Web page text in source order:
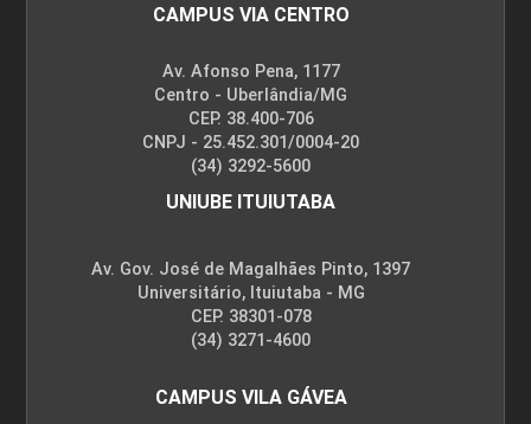
CAMPUS VIA CENTRO
Av. Afonso Pena, 1177
Centro - Uberlândia/MG
CEP. 38.400-706
CNPJ - 25.452.301/0004-20
(34) 3292-5600
UNIUBE ITUIUTABA
Av. Gov. José de Magalhães Pinto, 1397
Universitário, Ituiutaba - MG
CEP. 38301-078
(34) 3271-4600
CAMPUS VILA GÁVEA